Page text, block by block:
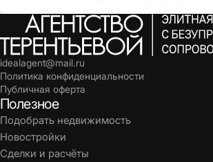
idealagent@mail.ru
Политика конфиденциальности
Публичная оферта
Полезное
Подобрать недвижимость
Новостройки
Сделки и расчёты